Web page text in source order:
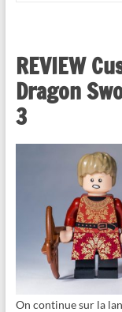
REVIEW
Dragon
3
On continue sur la